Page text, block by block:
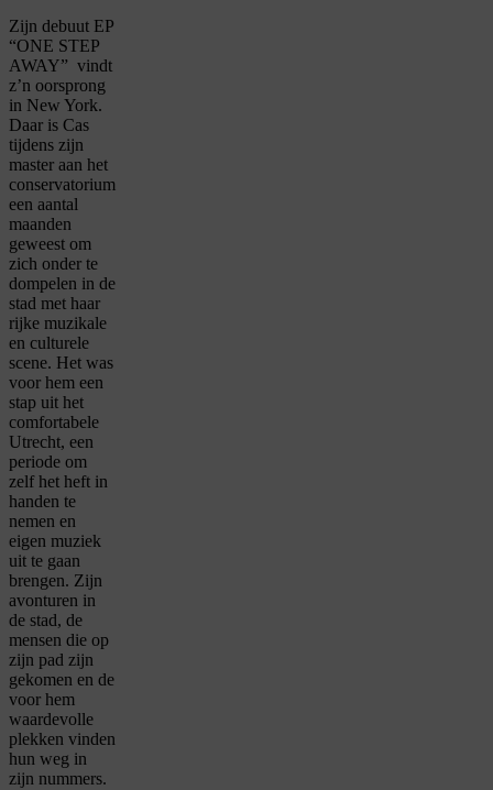
Zijn debuut EP
“ONE STEP
AWAY” vindt
z’n oorsprong
in New York.
Daar is Cas
tijdens zijn
master aan het
conservatorium
een aantal
maanden
geweest om
zich onder te
dompelen in de
stad met haar
rijke muzikale
en culturele
scene. Het was
voor hem een
stap uit het
comfortabele
Utrecht, een
periode om
zelf het heft in
handen te
nemen en
eigen muziek
uit te gaan
brengen. Zijn
avonturen in
de stad, de
mensen die op
zijn pad zijn
gekomen en de
voor hem
waardevolle
plekken vinden
hun weg in
zijn nummers.